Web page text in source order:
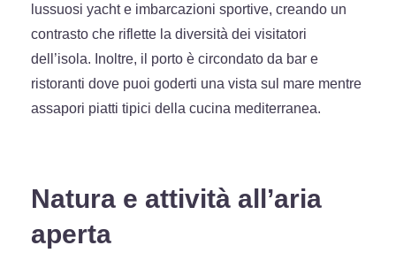
lussuosi yacht e imbarcazioni sportive, creando un
contrasto che riflette la diversità dei visitatori
dell’isola. Inoltre, il porto è circondato da bar e
ristoranti dove puoi goderti una vista sul mare mentre
assapori piatti tipici della cucina mediterranea.
Natura e attività all’aria
aperta